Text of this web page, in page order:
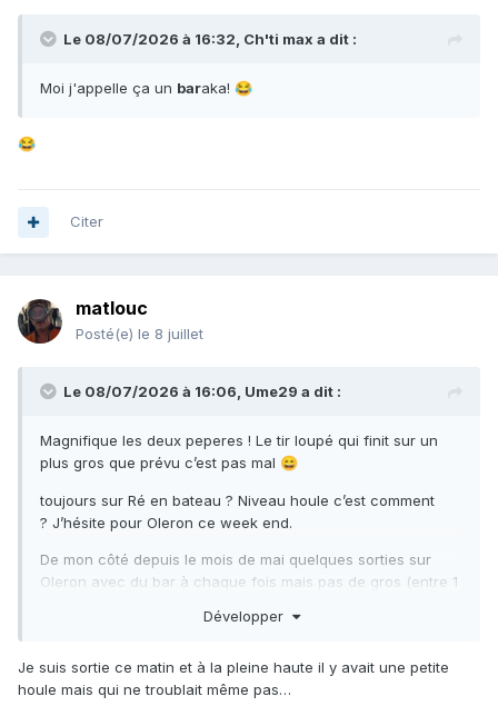
Le 08/07/2026 à 16:32, Ch'ti max a dit :
Moi j'appelle ça un baraka! 😂
😂
Citer
matlouc
Posté(e) le 8 juillet
Le 08/07/2026 à 16:06, Ume29 a dit :
Magnifique les deux peperes ! Le tir loupé qui finit sur un
plus gros que prévu c’est pas mal 😄
toujours sur Ré en bateau ? Niveau houle c’est comment
? J’hésite pour Oleron ce week end.
De mon côté depuis le mois de mai quelques sorties sur
Oleron avec du bar à chaque fois mais pas de gros (entre 1
canicule mais pas réussi à les faire venir à portée.
Développer
Je suis sortie ce matin et à la pleine haute il y avait une petite
houle mais qui ne troublait même pas…